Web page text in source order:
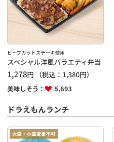
ビーフカットステーキ使用
スペシャル洋風バラエティ弁当
1,278円 （税込： 1,380円）
美味しそう： 5,693
ドラえもんランチ
大盛・小盛変更不可